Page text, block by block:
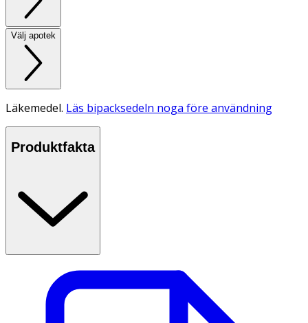
Välj apotek
Läkemedel. Läs bipacksedeln noga före användning
Produktfakta